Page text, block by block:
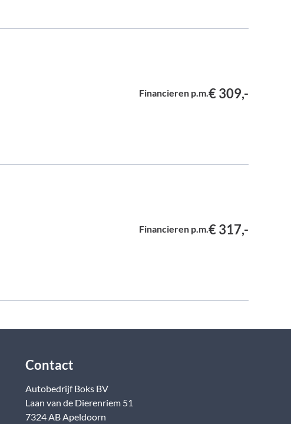
Financieren p.m.€ 309,-
Financieren p.m.€ 317,-
Contact
Autobedrijf Boks BV
Laan van de Dierenriem 51
7324 ABApeldoorn